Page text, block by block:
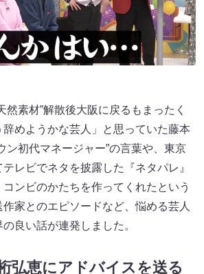
然素材”解散後大阪に戻るもまったく
めようかな芸人」と思っていた藤本
ン初代マネージャー”の言葉や、東京
レビでネタを披露した『ネタパレ』
コンビのかたちを作ってくれたという
家とのエピソードなど、悩める芸人
良い話が連発しました。
弘恵にアドバイスを送る